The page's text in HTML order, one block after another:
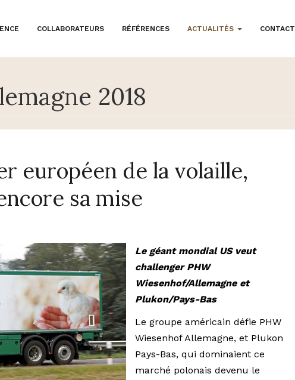
COLLABORATEURS RÉFÉRENCES ACTUALITÉS CONTACT
2018
européen de la volaille,
sa mise
Le géant mondial US veut
challenger PHW
Wiesenhof/Allemagne et
Plukon/Pays-Bas
Le groupe américain défie PHW
Wiesenhof Allemagne, et Plukon
Pays-Bas, qui dominaient ce
marché polonais devenu le